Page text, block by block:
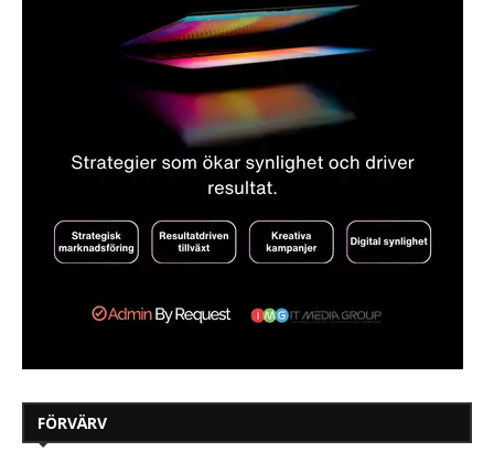
FÖRVÄRV